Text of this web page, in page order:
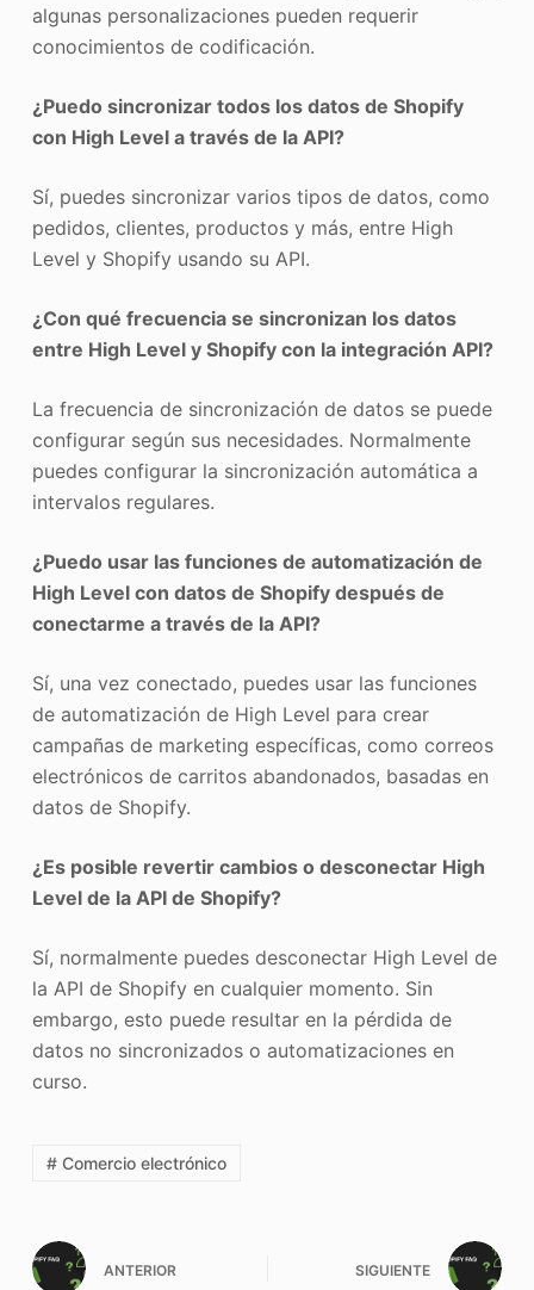
algunas personalizaciones pueden requerir
conocimientos de codificación.
¿Puedo sincronizar todos los datos de Shopify
con High Level a través de la API?
Sí, puedes sincronizar varios tipos de datos, como
pedidos, clientes, productos y más, entre High
Level y Shopify usando su API.
¿Con qué frecuencia se sincronizan los datos
entre High Level y Shopify con la integración API?
La frecuencia de sincronización de datos se puede
configurar según sus necesidades. Normalmente
puedes configurar la sincronización automática a
intervalos regulares.
¿Puedo usar las funciones de automatización de
High Level con datos de Shopify después de
conectarme a través de la API?
Sí, una vez conectado, puedes usar las funciones
de automatización de High Level para crear
campañas de marketing específicas, como correos
electrónicos de carritos abandonados, basadas en
datos de Shopify.
¿Es posible revertir cambios o desconectar High
Level de la API de Shopify?
Sí, normalmente puedes desconectar High Level de
la API de Shopify en cualquier momento. Sin
embargo, esto puede resultar en la pérdida de
datos no sincronizados o automatizaciones en
curso.
# Comercio electrónico
ANTERIOR SIGUIENTE